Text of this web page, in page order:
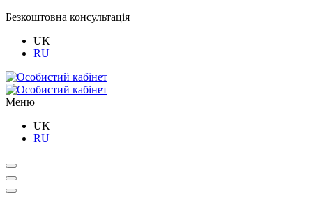
Безкоштовна консультація
UK
RU
Меню
UK
RU